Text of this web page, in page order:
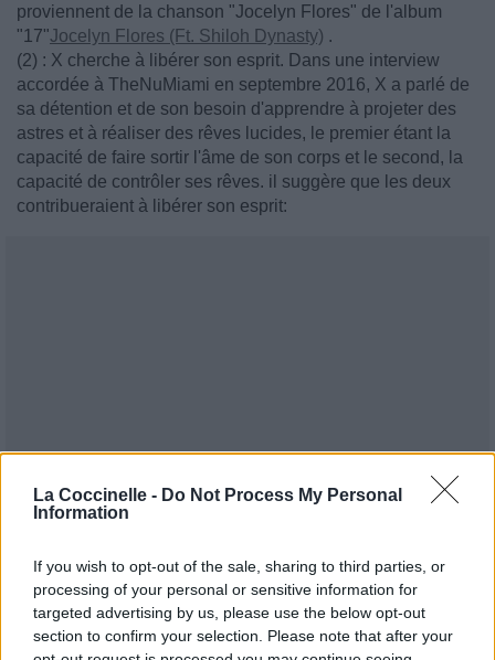
La Coccinelle - Do Not Process My Personal
Information
If you wish to opt-out of the sale, sharing to third parties, or
processing of your personal or sensitive information for
targeted advertising by us, please use the below opt-out
section to confirm your selection. Please note that after your
proviennent de la chanson "Jocelyn Flores" de l'album
"17"Jocelyn Flores (Ft. Shiloh Dynasty) .
(2) : X cherche à libérer son esprit. Dans une interview
accordée à TheNuMiami en septembre 2016, X a parlé de
sa détention et de son besoin d'apprendre à projeter des
astres et à réaliser des rêves lucides, le premier étant la
capacité de faire sortir l'âme de son corps et le second, la
capacité de contrôler ses rêves. il suggère que les deux
contribueraient à libérer son esprit: